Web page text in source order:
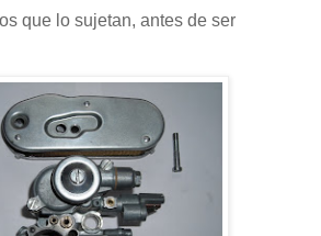
que lo sujetan, antes de ser